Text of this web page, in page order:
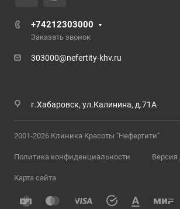
+74212303000
Заказать звонок
303000@nefertity-khv.ru
г.Хабаровск, ул.Калинина, д.71А
2001-2026 Клиника Красоты "Нефертити"
Политика конфиденциальности
Карта сайта